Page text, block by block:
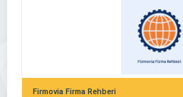
Firmovia Firma Rehberi